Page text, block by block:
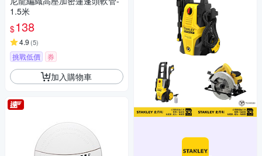
1.5米
$138
4.9 (5)
挑戰低價 券
加入購物車